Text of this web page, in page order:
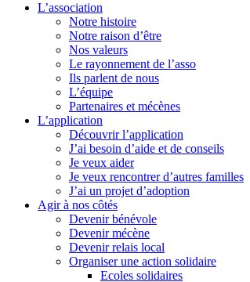
L’association
Notre histoire
Notre raison d’être
Nos valeurs
Le rayonnement de l’asso
Ils parlent de nous
L’équipe
Partenaires et mécènes
L’application
Découvrir l’application
J’ai besoin d’aide et de conseils
Je veux aider
Je veux rencontrer d’autres familles
J’ai un projet d’adoption
Agir à nos côtés
Devenir bénévole
Devenir mécène
Devenir relais local
Organiser une action solidaire
Ecoles solidaires